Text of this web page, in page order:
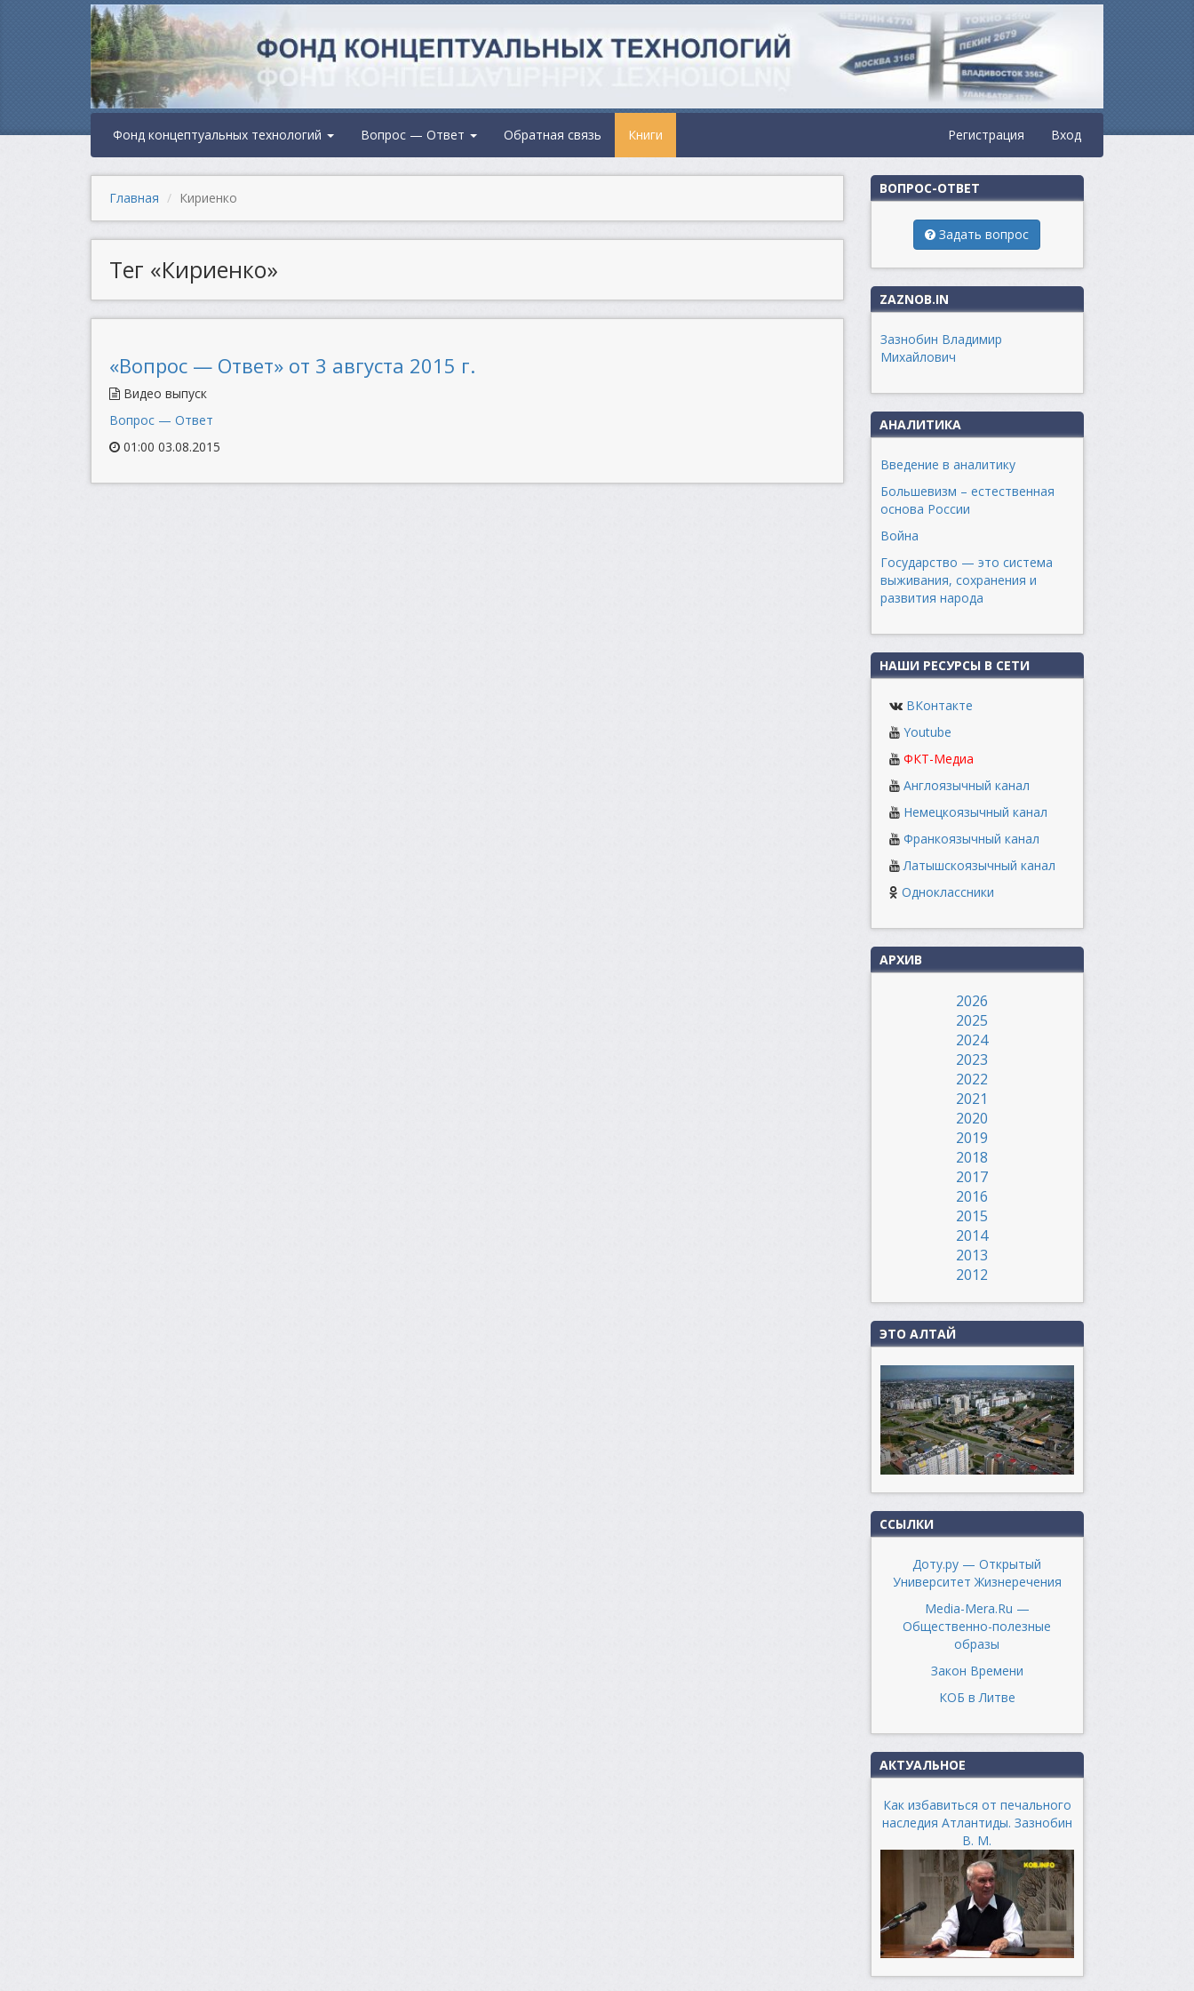
Фонд концептуальных технологий Вопрос — Ответ Обратная связь Книги Регистрация Вход
Главная Кириенко
Тег «Кириенко»
«Вопрос — Ответ» от 3 августа 2015 г.
Видео выпуск
Вопрос — Ответ
01:00 03.08.2015
ВОПРОС-ОТВЕТ
Задать вопрос
ZAZNOB.IN
Зазнобин Владимир
Михайлович
АНАЛИТИКА
Введение в аналитику
Большевизм – естественная
основа России
Война
Государство — это система
выживания, сохранения и
развития народа
НАШИ РЕСУРСЫ В СЕТИ
ВКонтакте
Youtube
ФКТ-Медиа
Англоязычный канал
Немецкоязычный канал
Франкоязычный канал
Латышскоязычный канал
Одноклассники
АРХИВ
2026
2025
2024
2023
2022
2021
2020
2019
2018
2017
2016
2015
2014
2013
2012
ЭТО АЛТАЙ
ССЫЛКИ
Доту.ру — Открытый
Университет Жизнеречения
Media-Mera.Ru —
Общественно-полезные
образы
Закон Времени
КОБ в Литве
АКТУАЛЬНОЕ
Как избавиться от печального
наследия Атлантиды. Зазнобин
В. М.